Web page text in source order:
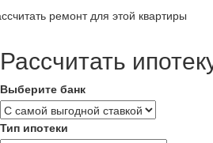
ремонт для этой квартиры
Рассчитать
Выберите банк
Тип ипотеки